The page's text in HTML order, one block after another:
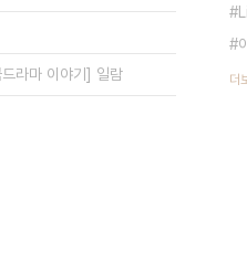
라마 이야기] 일람 더